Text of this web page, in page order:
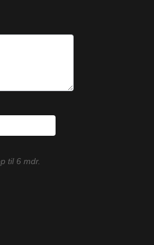
til 6 mdr.